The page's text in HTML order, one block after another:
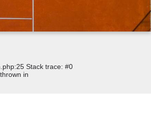
Stack trace: #0
in